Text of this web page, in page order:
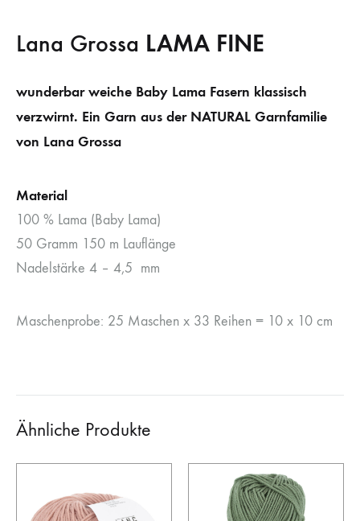
Lana Grossa LAMA FINE
wunderbar weiche Baby Lama Fasern klassisch
verzwirnt. Ein Garn aus der NATURAL Garnfamilie
von Lana Grossa
Material
100 % Lama (Baby Lama)
50 Gramm 150 m Lauflänge
Nadelstärke 4 – 4,5 mm
Maschenprobe: 25 Maschen x 33 Reihen = 10 x 10 cm
Ähnliche Produkte